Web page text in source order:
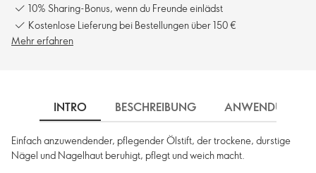
10% Sharing-Bonus, wenn du Freunde einlädst
Kostenlose Lieferung bei Bestellungen über 150 €
Mehr erfahren
INTRO BESCHREIBUNG ANWENDUNG
Einfach anzuwendender, pflegender Ölstift, der trockene, durstige
Nägel und Nagelhaut beruhigt, pflegt und weich macht.